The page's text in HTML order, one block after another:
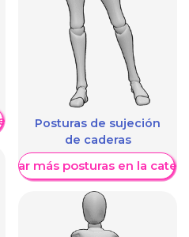
Posturas de sujeción
de caderas
más posturas en la